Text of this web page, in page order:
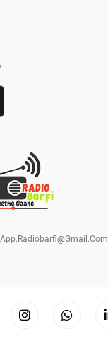
App.radiobarfi@gmail.com